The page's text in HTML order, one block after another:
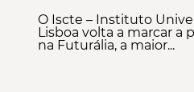
O Iscte – Instituto
Lisboa volta a marcar a
na Futurália, a maior...